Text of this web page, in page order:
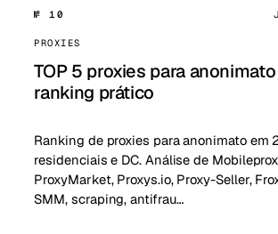
№ 10
PROXIES
TOP 5 proxies para
ranking prático
Ranking de proxies para anonimato em
residenciais e DC. Análise de
ProxyMarket, Proxys.io, Proxy-Seller,
SMM, scraping, antifrau…